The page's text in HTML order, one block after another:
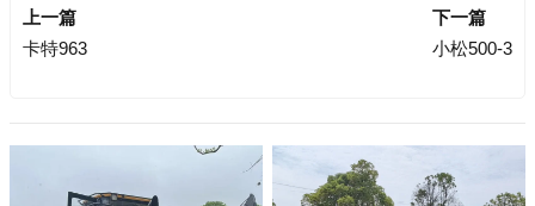
上一篇
卡特963
下一篇
小松500-3